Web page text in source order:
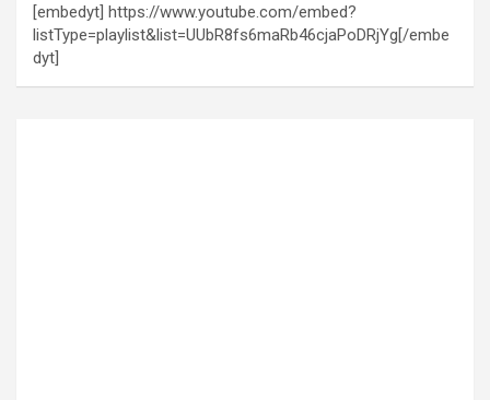
[embedyt] https://www.youtube.com/embed?
listType=playlist&list=UUbR8fs6maRb46cjaPoDRjYg[/embe
dyt]